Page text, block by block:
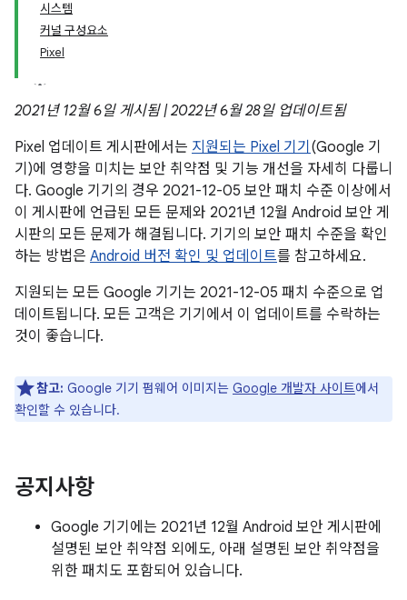
시스템
커널 구성요소
Pixel
2021년 12월 6일 게시됨 | 2022년 6월 28일 업데이트됨
Pixel 업데이트 게시판에서는 지원되는 Pixel 기기 (Google 기
기)에 영향을 미치는 보안 취약점 및 기능 개선을 자세히 다룹니
다. Google 기기의 경우 2021-12-05 보안 패치 수준 이상에서
이 게시판에 언급된 모든 문제와 2021년 12월 Android 보안 게
시판의 모든 문제가 해결됩니다. 기기의 보안 패치 수준을 확인
하는 방법은 Android 버전 확인 및 업데이트를 참고하세요.
지원되는 모든 Google 기기는 2021-12-05 패치 수준으로 업
데이트됩니다. 모든 고객은 기기에서 이 업데이트를 수락하는
것이 좋습니다.
참고: Google 기기 펌웨어 이미지는 Google 개발자 사이트에서
확인할 수 있습니다.
공지사항
Google 기기에는 2021년 12월 Android 보안 게시판에
설명된 보안 취약점 외에도, 아래 설명된 보안 취약점을
위한 패치도 포함되어 있습니다.